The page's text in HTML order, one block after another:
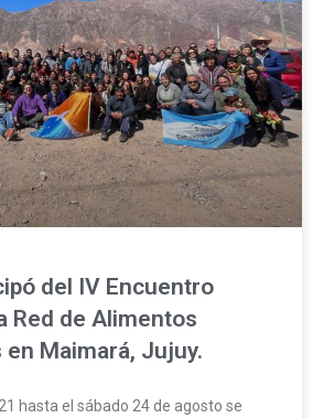
del IV Encuentro
Red de Alimentos
Maimará, Jujuy.
hasta el sábado 24 de agosto se